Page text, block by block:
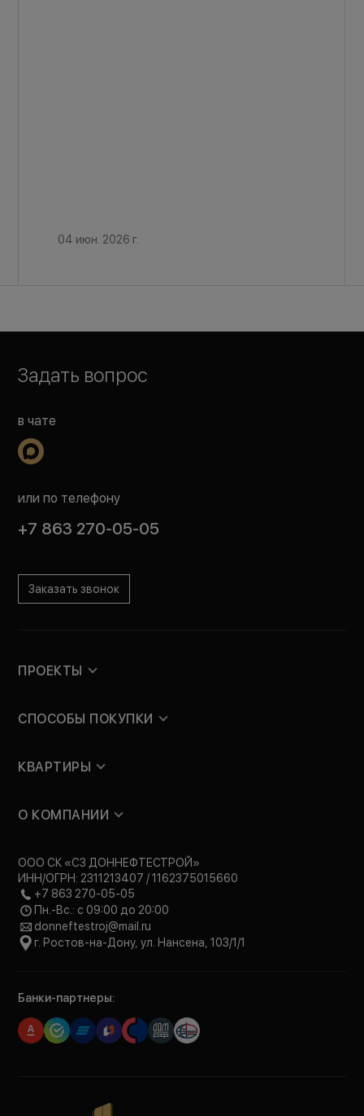
04 июн. 2026 г.
Задать вопрос
в чате
или по телефону
+7 863 270-05-05
Заказать звонок
ПРОЕКТЫ
СПОСОБЫ ПОКУПКИ
КВАРТИРЫ
О КОМПАНИИ
ООО СК «СЗ ДОННЕФТЕСТРОЙ»
ИНН/ОГРН: 2311213407 / 1162375015660
+7 863 270-05-05
Пн.-Вс.: с 09:00 до 20:00
donneftestroj@mail.ru
г. Ростов-на-Дону, ул. Нансена, 103/1/1
Банки-партнеры: